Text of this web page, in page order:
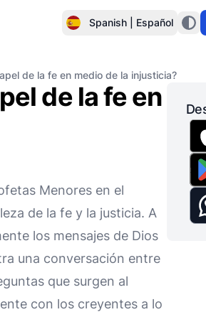
Spanish | Español
de la fe en medio de la injusticia?
de la fe en
Menores en el
de la fe y la justicia. A
los mensajes de Dios
una conversación entre
que surgen al
con los creyentes a lo